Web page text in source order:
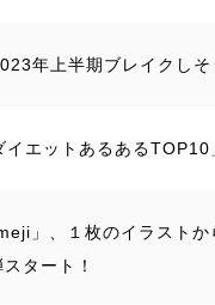
年上半期ブレイクし
エットあるあるTOP10
」、１枚のイラスト
タート！